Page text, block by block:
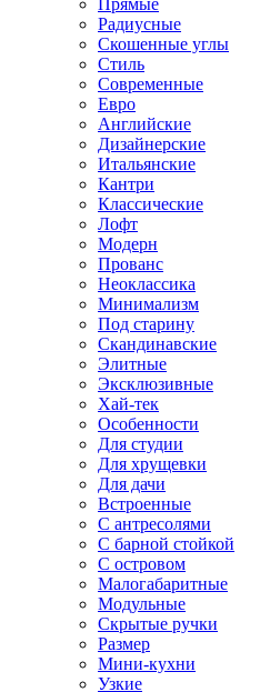
Прямые
Радиусные
Скошенные углы
Стиль
Современные
Евро
Английские
Дизайнерские
Итальянские
Кантри
Классические
Лофт
Модерн
Прованс
Неоклассика
Минимализм
Под старину
Скандинавские
Элитные
Эксклюзивные
Хай-тек
Особенности
Для студии
Для хрущевки
Для дачи
Встроенные
С антресолями
С барной стойкой
С островом
Малогабаритные
Модульные
Скрытые ручки
Размер
Мини-кухни
Узкие